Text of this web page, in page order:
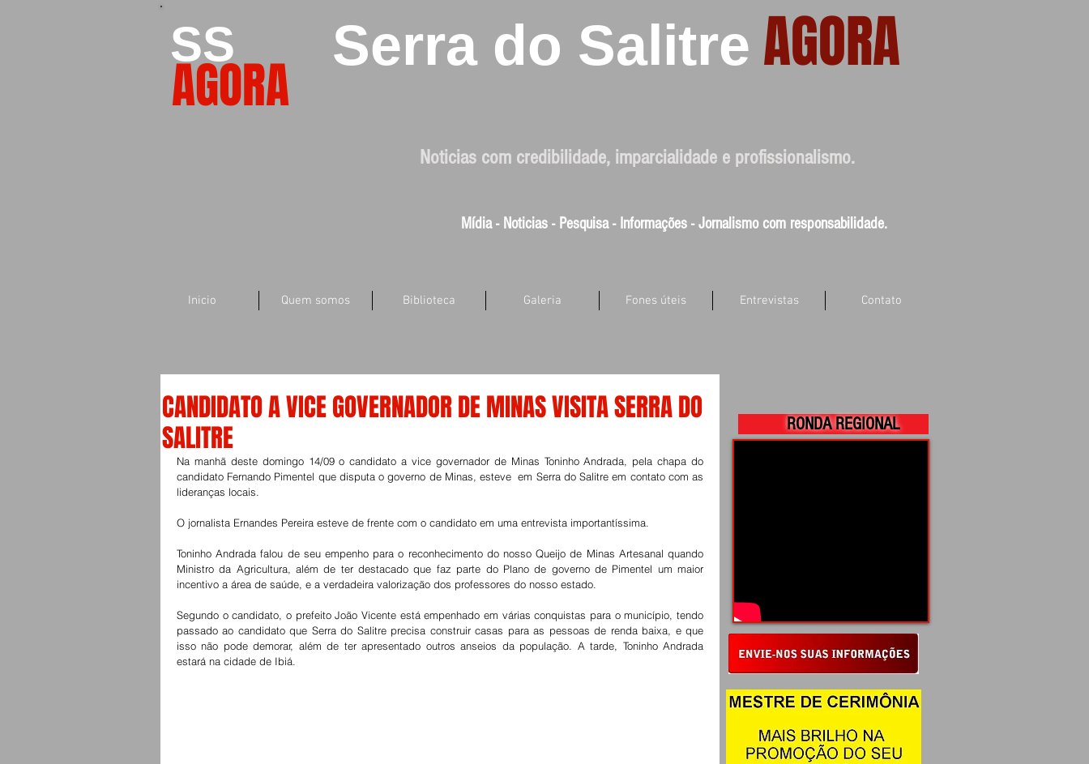
SS
AGORA
Serra do Salitre AGORA
Noticias com credibilidade, imparcialidade e profissionalismo.
Mídia - Noticias - Pesquisa - Informações - Jornalismo com responsabilidade.
Inicio Quem somos Biblioteca Galeria Fones úteis Entrevistas Contato
CANDIDATO A VICE GOVERNADOR DE MINAS VISITA SERRA DO
SALITRE
Na manhã deste domingo 14/09 o candidato a vice governador de Minas Toninho Andrada, pela chapa do
candidato Fernando Pimentel que disputa o governo de Minas, esteve  em Serra do Salitre em contato com as
lideranças locais.
O jornalista Ernandes Pereira esteve de frente com o candidato em uma entrevista importantíssima.
Toninho Andrada falou de seu empenho para o reconhecimento do nosso Queijo de Minas Artesanal quando
Ministro da Agricultura, além de ter destacado que faz parte do Plano de governo de Pimentel um maior
incentivo a área de saúde, e a verdadeira valorização dos professores do nosso estado.
Segundo o candidato, o prefeito João Vicente está empenhado em várias conquistas para o município, tendo
passado ao candidato que Serra do Salitre precisa construir casas para as pessoas de renda baixa, e que
isso não pode demorar, além de ter apresentado outros anseios da população. A tarde, Toninho Andrada
estará na cidade de Ibiá.
RONDA REGIONAL